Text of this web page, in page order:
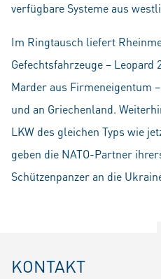
verfügbare Systeme aus
Im Ringtausch liefert
Gefechtsfahrzeuge – Leopard
Marder aus Firmeneigentum
und an Griechenland.
LKW des gleichen Typs wie
geben die NATO-Partner
Schützenpanzer an die
KONTAKT